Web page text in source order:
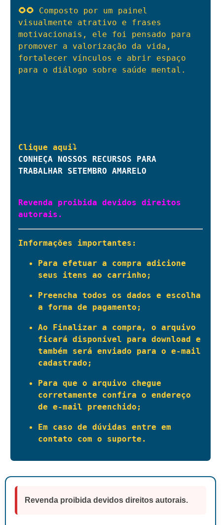
🌻🌻 Composto por um painel
visualmente atrativo e frases
motivacionais, ele foi pensado para
promover a valorização da vida,
fortalecer vínculos e abrir espaço
para o diálogo sobre saúde mental.
CONHEÇA NOSSOS RECURSOS PARA
TRABALHAR SETEMBRO AMARELO
Revenda proibida devidos direitos
autorais.
Informações importantes:
Para efetuar a compra adicione
seus itens ao carrinho;
Preencha todos os dados e escolha
a forma de pagamento;
Ao Finalizar a compra, o arquivo
ficará disponível para download e
também será enviado para o e-mail
cadastrado;
Para que o arquivo chegue
corretamente confira o endereço
de e-mail preenchido;
Em caso de dúvidas entre em
contato com o suporte.
Revenda proibida devidos direitos autorais.